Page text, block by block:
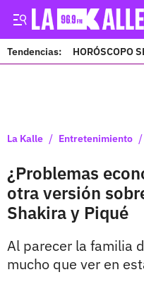
Tendencias: HORÓSCOPO
La Kalle / Entretenimiento /
¿Problemas
otra versión
Shakira y Piqué
Al parecer la familia
mucho que ver en